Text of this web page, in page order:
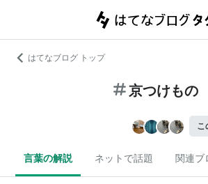
はてなブログ トップ
京つけもの
こ
言葉の解説 ネットで話題 関連ブ